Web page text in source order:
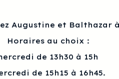
Augustine et Balthazar
Horaires au choix :
de 13h30 à 15h
de 15h15 à 16h45.